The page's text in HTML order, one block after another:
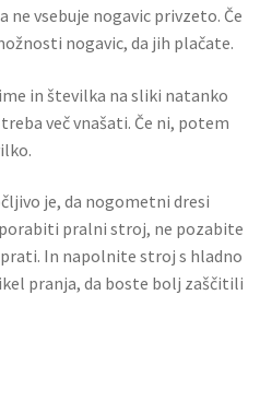
ne vsebuje nogavic privzeto. Če
nogavic, da jih plačate.
in številka na sliki natanko
več vnašati. Če ni, potem
je, da nogometni dresi
pralni stroj, ne pozabite
In napolnite stroj s hladno
pranja, da boste bolj zaščitili